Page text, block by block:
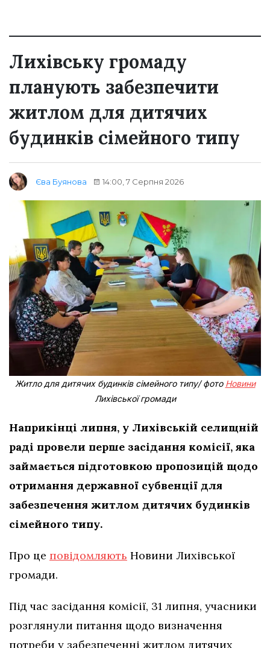
Лихівську громаду
планують забезпечити
житлом для дитячих
будинків сімейного типу
Єва Буянова 14:00, 7 Серпня 2026
Житло для дитячих будинків сімейного типу/ фото Новини
Лихівської громади
Наприкінці липня, у Лихівській селищній
раді провели перше засідання комісії, яка
займається підготовкою пропозицій щодо
отримання державної субвенції для
забезпечення житлом дитячих будинків
сімейного типу.
Про це повідомляють Новини Лихівської
громади.
Під час засідання комісії, 31 липня, учасники
розглянули питання щодо визначення
потреби у забезпеченні житлом дитячих